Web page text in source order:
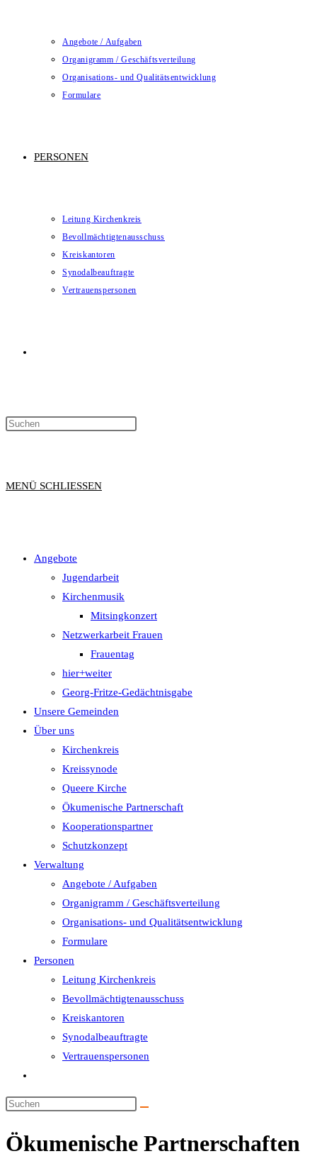
Angebote / Aufgaben
Organigramm / Geschäftsverteilung
Organisations- und Qualitätsentwicklung
Formulare
PERSONEN
Leitung Kirchenkreis
Bevollmächtigtenausschuss
Kreiskantoren
Synodalbeauftragte
Vertrauenspersonen
UMSCHALTEN
MENÜ SCHLIESSEN
Angebote
Jugendarbeit
Kirchenmusik
Mitsingkonzert
Netzwerkarbeit Frauen
Frauentag
hier+weiter
Georg-Fritze-Gedächtnisgabe
Unsere Gemeinden
Über uns
Kirchenkreis
Kreissynode
Queere Kirche
Ökumenische Partnerschaft
Kooperationspartner
Schutzkonzept
Verwaltung
Angebote / Aufgaben
Organigramm / Geschäftsverteilung
Organisations- und Qualitätsentwicklung
Formulare
Personen
Leitung Kirchenkreis
Bevollmächtigtenausschuss
Kreiskantoren
Synodalbeauftragte
Vertrauenspersonen
umschalten
Ökumenische Partnerschaften